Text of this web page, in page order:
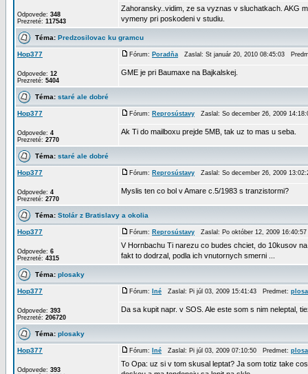
Odpovede: 348
Prezreté: 117543
Zahoransky..vidim, ze sa vyznas v sluchatkach. AKG
vymeny pri poskodeni v studiu.
Téma: Predzosilovac ku gramcu
Hop377
Odpovede: 12
Prezreté: 5404
Fórum: Poradňa Zaslal: St január 20, 2010 08:45:03
GME je pri Baumaxe na Bajkalskej.
Téma: staré ale dobré
Hop377
Odpovede: 4
Prezreté: 2770
Fórum: Reprosústavy Zaslal: So december 26, 2009
Ak Ti do mailboxu prejde 5MB, tak uz to mas u seba.
Téma: staré ale dobré
Hop377
Odpovede: 4
Prezreté: 2770
Fórum: Reprosústavy Zaslal: So december 26, 2009
Myslis ten co bol v Amare c.5/1983 s tranzistormi?
Téma: Stolár z Bratislavy a okolia
Hop377
Odpovede: 6
Prezreté: 4315
Fórum: Reprosústavy Zaslal: Po október 12, 2009
V Hornbachu Ti narezu co budes chciet, do 10kusov
fakt to dodrzal, podla ich vnutornych smerni ...
Téma: plosaky
Hop377
Odpovede: 393
Prezreté: 206720
Fórum: Iné Zaslal: Pi júl 03, 2009 15:41:43 Predmet:
Da sa kupit napr. v SOS. Ale este som s nim neleptal,
Téma: plosaky
Hop377
Odpovede: 393
Fórum: Iné Zaslal: Pi júl 03, 2009 07:10:50 Predmet:
To Opa: uz si v tom skusal leptat? Ja som totiz take